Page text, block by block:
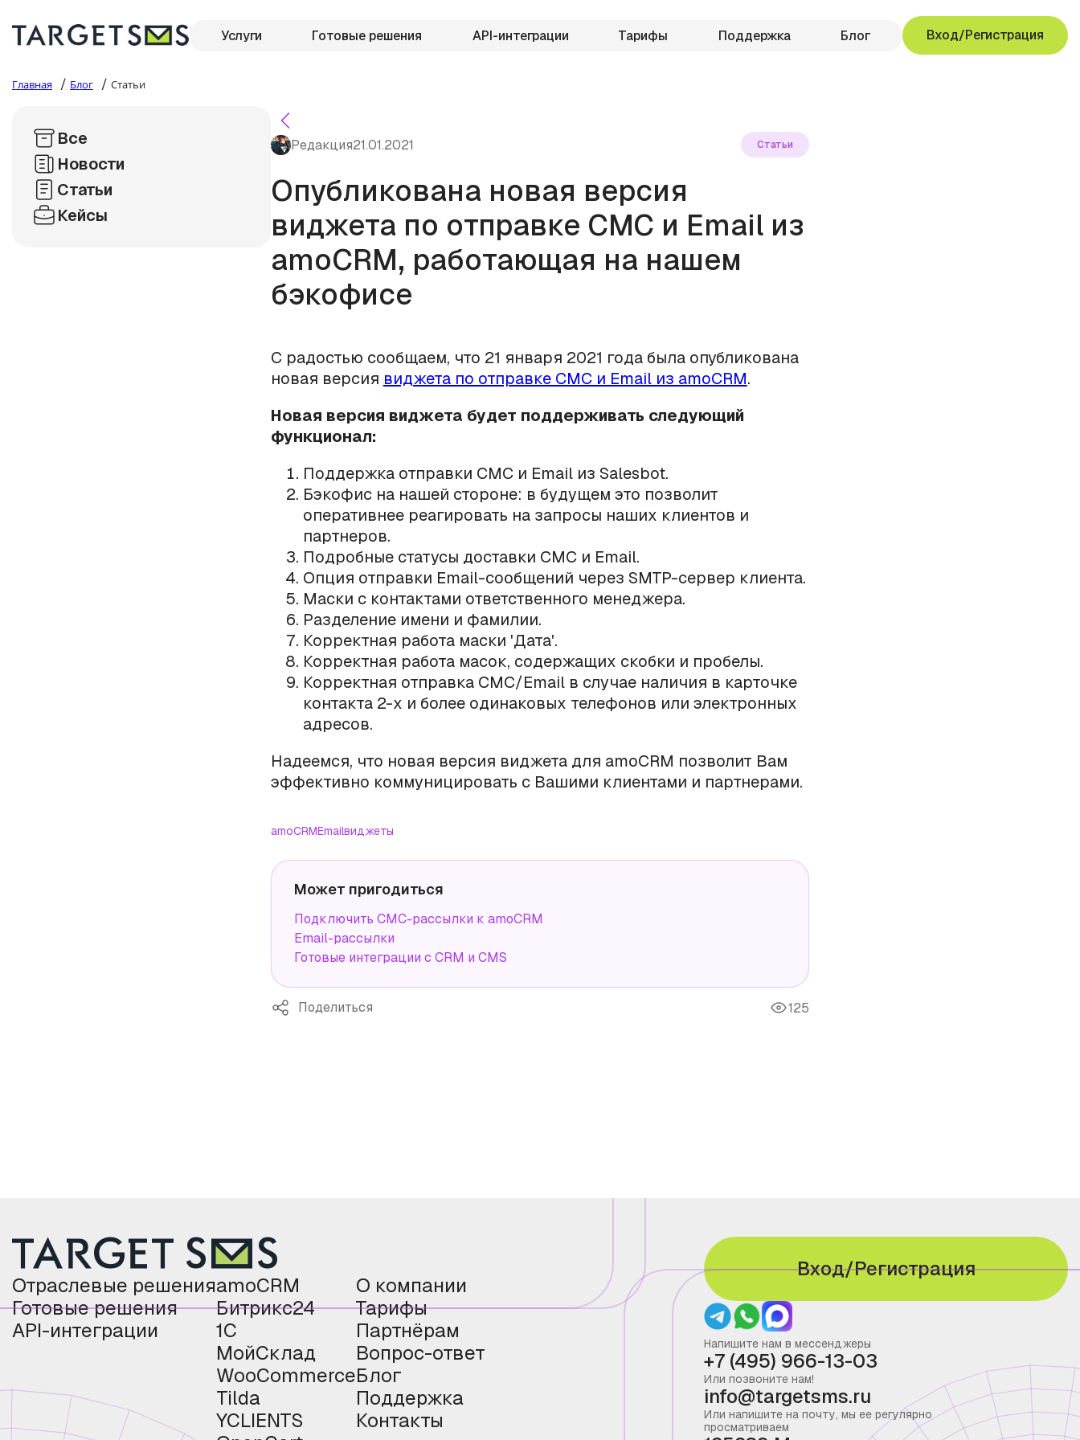
Услуги Готовые решения API-интеграции Тарифы Поддержка Блог Вход/Регистрация
Главная / Блог / Статьи
Все
Новости
Статьи
Кейсы
Редакция21.01.2021 Статьи
Опубликована новая версия
виджета по отправке СМС и Email из
amoCRM, работающая на нашем
бэкофисе
С радостью сообщаем, что 21 января 2021 года была опубликована
новая версия виджета по отправке СМС и Email из amoCRM.
Новая версия виджета будет поддерживать следующий
функционал:
Поддержка отправки СМС и Email из Salesbot.
Бэкофис на нашей стороне: в будущем это позволит
оперативнее реагировать на запросы наших клиентов и
партнеров.
Подробные статусы доставки СМС и Email.
Опция отправки Email-сообщений через SMTP-сервер клиента.
Маски с контактами ответственного менеджера.
Разделение имени и фамилии.
Корректная работа маски 'Дата'.
Корректная работа масок, содержащих скобки и пробелы.
Корректная отправка СМС/Email в случае наличия в карточке
контакта 2-х и более одинаковых телефонов или электронных
адресов.
Надеемся, что новая версия виджета для amoCRM позволит Вам
эффективно коммуницировать с Вашими клиентами и партнерами.
amoCRMEmailвиджеты
Может пригодиться
Подключить СМС-рассылки к amoCRM
Email-рассылки
Готовые интеграции с CRM и CMS
Поделиться 125
Отраслевые решения
Готовые решения
API-интеграции
amoCRM
Битрикс24
1С
МойСклад
WooCommerce
Tilda
YCLIENTS
О компании
Тарифы
Партнёрам
Вопрос-ответ
Блог
Поддержка
Контакты
Вход/Регистрация
Напишите нам в мессенджеры
+7 (495) 966-13-03
Или позвоните нам!
info@targetsms.ru
Или напишите на почту, мы ее регулярно
просматриваем